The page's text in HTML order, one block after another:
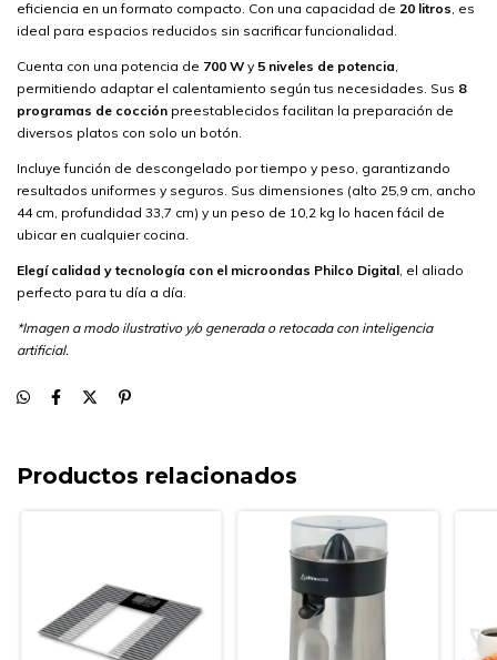
eficiencia en un formato compacto. Con una capacidad de 20 litros , es
ideal para espacios reducidos sin sacrificar funcionalidad.
Cuenta con una potencia de 700 W y 5 niveles de potencia
permitiendo adaptar el calentamiento según tus necesidades. Sus 8
programas de cocción preestablecidos facilitan la preparación de
diversos platos con solo un botón.
Incluye función de descongelado por tiempo y peso, garantizando
resultados uniformes y seguros. Sus dimensiones (alto 25,9 cm, ancho
44 cm, profundidad 33,7 cm) y un peso de 10,2 kg lo hacen fácil de
ubicar en cualquier cocina.
Elegí calidad y tecnología con el microondas Philco Digital , el aliado
perfecto para tu día a día.
*Imagen a modo ilustrativo y/o generada o retocada con inteligencia
artificial.
Productos relacionados